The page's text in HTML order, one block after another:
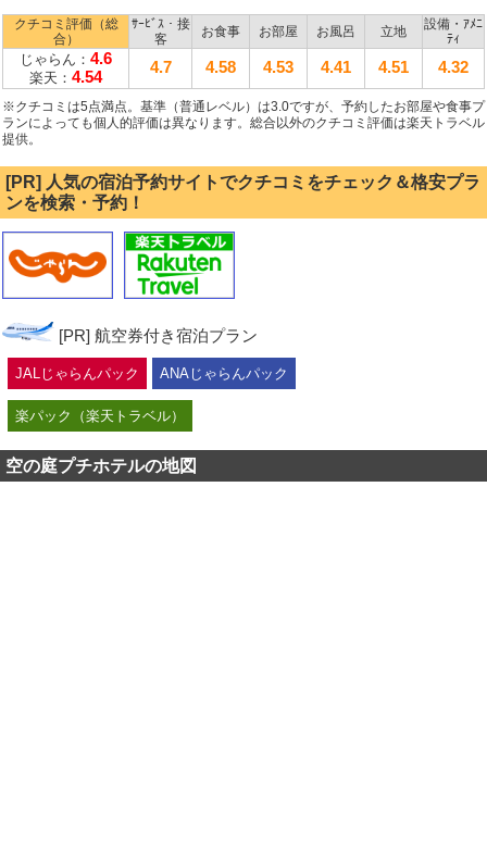
クチコミ評価（総
合）
ｻｰﾋﾞｽ・接
客
お食事 お部屋 お風呂 立地
設備・ｱﾒﾆ
ﾃｨ
じゃらん： 4.6
楽天： 4.54
4.7 4.58 4.53 4.41 4.51 4.32
※クチコミは5点満点。基準（普通レベル）は3.0ですが、予約したお部屋や食事プ
ランによっても個人的評価は異なります。総合以外のクチコミ評価は楽天トラベル
提供。
[PR] 人気の宿泊予約サイトでクチコミをチェック＆格安プラ
ンを検索・予約！
[PR] 航空券付き宿泊プラン
JALじゃらんパック ANAじゃらんパック
楽パック（楽天トラベル）
空の庭プチホテルの地図